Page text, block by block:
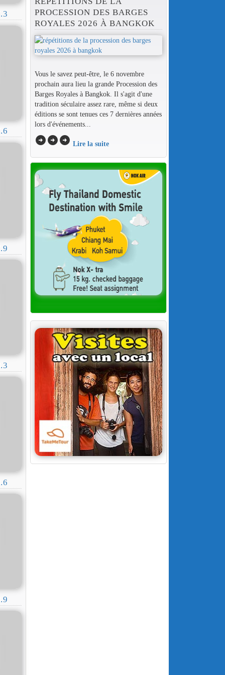
PROCESSION DES BARGES
ROYALES 2026 À BANGKOK
Vous le savez peut-être, le 6 novembre
prochain aura lieu la grande Procession des
Barges Royales à Bangkok. Il s'agit d'une
tradition séculaire assez rare, même si deux
éditions se sont tenues ces 7 dernières années
lors d'événements...
arrow_circle_rightarrow_circle_rightarrow_circle_right Lire la suite